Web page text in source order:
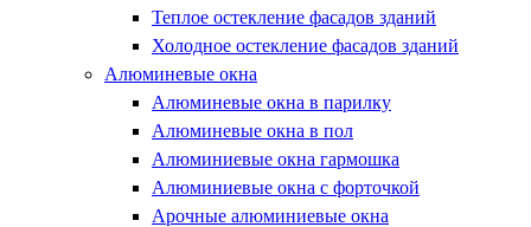
Теплое остекление фасадов зданий
Холодное остекление фасадов зданий
Алюминевые окна
Алюминевые окна в парилку
Алюминевые окна в пол
Алюминиевые окна гармошка
Алюминиевые окна с форточкой
Арочные алюминиевые окна